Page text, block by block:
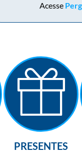
Acesse
PRESENTES